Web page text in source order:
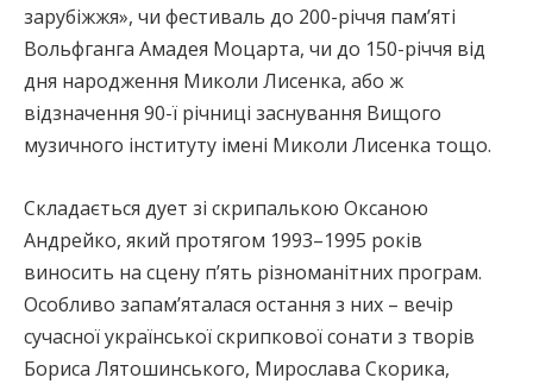
зарубіжжя», чи фестиваль до 200-річчя пам’яті
Вольфганга Амадея Моцарта, чи до 150-річчя від
дня народження Миколи Лисенка, або ж
відзначення 90-ї річниці заснування Вищого
музичного інституту імені Миколи Лисенка тощо.
Складається дует зі скрипалькою Оксаною
Андрейко, який протягом 1993–1995 років
виносить на сцену п’ять різноманітних програм.
Особливо запам’яталася остання з них – вечір
сучасної української скрипкової сонати з творів
Бориса Лятошинського, Мирослава Скорика,